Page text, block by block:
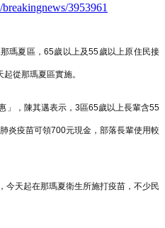
3953961
瑪夏區，65歲以上及55歲以上原住民接
從那瑪夏區實施。
」，陳其邁表示，3區65歲以上長輩含55
炎疫苗可領700元現金，部落長輩使用較
今天起在那瑪夏衛生所施打疫苗，不少民